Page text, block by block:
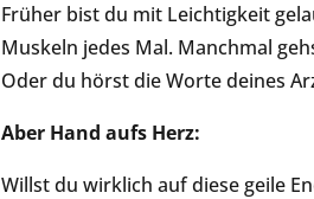
Früher bist du mit Leichtigkeit
Muskeln jedes Mal. Manchmal
Oder du hörst die Worte deines
Aber Hand aufs Herz:
Willst du wirklich auf diese geile